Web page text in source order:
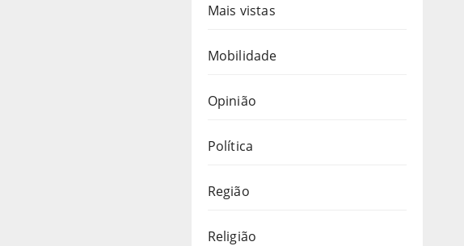
Mais vistas
Mobilidade
Opinião
Política
Região
Religião